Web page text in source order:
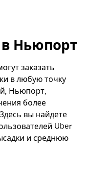
Ньюпорт
заказать
в любую точку
Ньюпорт,
более
вы найдете
Uber
и среднюю